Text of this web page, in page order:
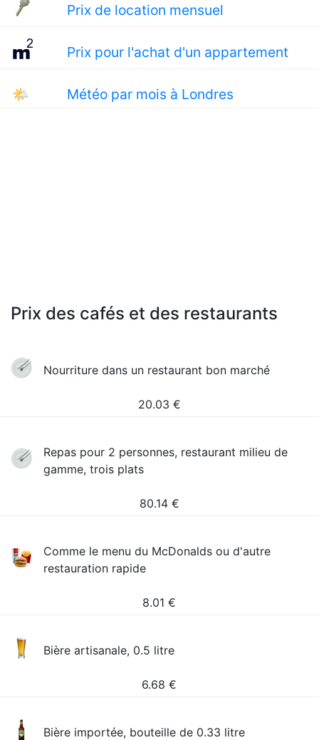
Prix de location mensuel
Prix pour l'achat d'un appartement
🌤 Météo par mois à Londres
Prix des cafés et des restaurants
Nourriture dans un restaurant bon marché
20.03 €
Repas pour 2 personnes, restaurant milieu de
gamme, trois plats
80.14 €
Comme le menu du McDonalds ou d'autre
restauration rapide
8.01 €
Bière artisanale, 0.5 litre
6.68 €
Bière importée, bouteille de 0.33 litre